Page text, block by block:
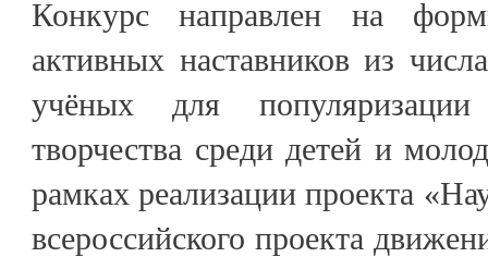
Конкурс направлен на
активных наставников из
учёных для
творчества среди детей и
рамках реализации проекта
всероссийского проекта